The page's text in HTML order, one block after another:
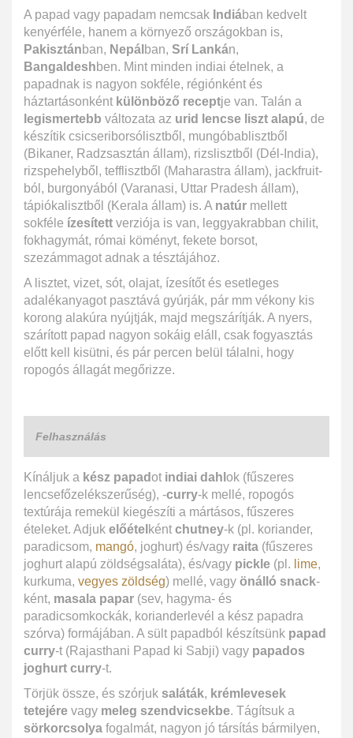
A papad vagy papadam nemcsak Indiában kedvelt
kenyérféle, hanem a környező országokban is,
Pakisztánban, Nepál ban, Srí Lankán,
Bangaldeshben. Mint minden indiai ételnek, a
papadnak is nagyon sokféle, régiónként és
háztartásonként különböző receptje van. Talán a
legismertebb változata az urid lencse liszt alapú, de
készítik csicseriborsólisztből, mungóbablisztből
(Bikaner, Radzsasztán állam), rizslisztből (Dél-India),
rizspehelyből, tefflisztből (Maharastra állam), jackfruit-
ból, burgonyából (Varanasi, Uttar Pradesh állam),
tápiókalisztből (Kerala állam) is. A natúr mellett
sokféle ízesített verziója is van, leggyakrabban chilit,
fokhagymát, római köményt, fekete borsot,
szezámmagot adnak a tésztájához.
A lisztet, vizet, sót, olajat, ízesítőt és esetleges
adalékanyagot pasztává gyúrják, pár mm vékony kis
korong alakúra nyújtják, majd megszárítják. A nyers,
szárított papad nagyon sokáig eláll, csak fogyasztás
előtt kell kisütni, és pár percen belül tálalni, hogy
ropogós állagát megőrizze.
Felhasználás
Kínáljuk a kész papadot indiai dahl ok (fűszeres
lencsefőzelékszerűség), -curry-k mellé, ropogós
textúrája remekül kiegészíti a mártásos, fűszeres
ételeket. Adjuk előétel ként chutney-k (pl. koriander,
paradicsom, mangó, joghurt) és/vagy raita (fűszeres
joghurt alapú zöldségsaláta), és/vagy pickle (pl. lime,
kurkuma, vegyes zöldség) mellé, vagy önálló snack-
ként, masala papar (sev, hagyma- és
paradicsomkockák, korianderlevél a kész papadra
szórva) formájában. A sült papadból készítsünk papad
curry-t (Rajasthani Papad ki Sabji) vagy papados
joghurt curry-t.
Törjük össze, és szórjuk saláták, krémlevesek
tetejére vagy meleg szendvicsekbe. Tágítsuk a
sörkorcsolya fogalmát, nagyon jó társítás bármilyen,